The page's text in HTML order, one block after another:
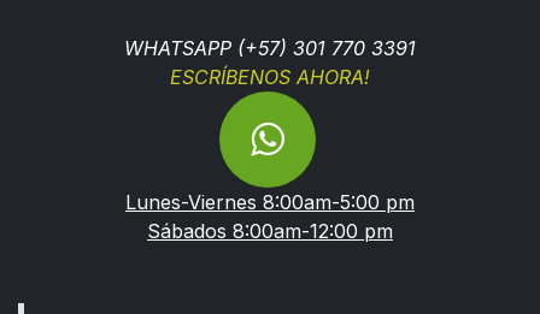
WHATSAPP (+57) 301 770 3391
ESCRÍBENOS AHORA!
Lunes-Viernes 8:00am-5:00 pm
Sábados 8:00am-12:00 pm